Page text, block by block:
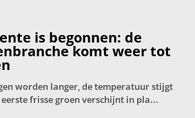
is begonnen: de
komt weer tot
worden langer, de temperatuur stijgt
frisse groen verschijnt in pla...